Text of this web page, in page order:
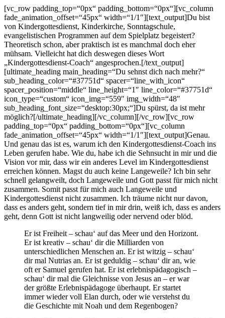
[vc_row padding_top=“0px“ padding_bottom=“0px“][vc_column
fade_animation_offset=“45px“ width=“1/1″][text_output]Du bist
von Kindergottesdienst, Kinderkirche, Sonntagschule,
evangelistischen Programmen auf dem Spielplatz begeistert?
Theoretisch schon, aber praktisch ist es manchmal doch eher
mühsam. Vielleicht hat dich deswegen dieses Wort
„Kindergottesdienst-Coach“ angesprochen.[/text_output]
[ultimate_heading main_heading=“Du sehnst dich nach mehr?“
sub_heading_color=“#37751d“ spacer=“line_with_icon“
spacer_position=“middle“ line_height=“1″ line_color=“#37751d“
icon_type=“custom“ icon_img=“559″ img_width=“48″
sub_heading_font_size=“desktop:30px;“]Du spürst, da ist mehr
möglich?[/ultimate_heading][/vc_column][/vc_row][vc_row
padding_top=“0px“ padding_bottom=“0px“][vc_column
fade_animation_offset=“45px“ width=“1/1″][text_output]Genau.
Und genau das ist es, warum ich den Kindergottesdienst-Coach ins
Leben gerufen habe. Wie du, habe ich die Sehnsucht in mir und die
Vision vor mir, dass wir ein anderes Level im Kindergottesdienst
erreichen können. Magst du auch keine Langeweile? Ich bin sehr
schnell gelangweilt, doch Langeweile und Gott passt für mich nicht
zusammen. Somit passt für mich auch Langeweile und
Kindergottesdienst nicht zusammen. Ich träume nicht nur davon,
dass es anders geht, sondern tief in mir drin, weiß ich, dass es anders
geht, denn Gott ist nicht langweilig oder nervend oder blöd.
Er ist Freiheit – schau‘ auf das Meer und den Horizont.
Er ist kreativ – schau‘ dir die Milliarden von
unterschiedlichen Menschen an. Er ist witzig – schau‘
dir mal Nutrias an. Er ist geduldig – schau‘ dir an, wie
oft er Samuel gerufen hat. Er ist erlebnispädagogisch –
schau‘ dir mal die Gleichnisse von Jesus an – er war
der größte Erlebnispädagoge überhaupt. Er startet
immer wieder voll Elan durch, oder wie verstehst du
die Geschichte mit Noah und dem Regenbogen?